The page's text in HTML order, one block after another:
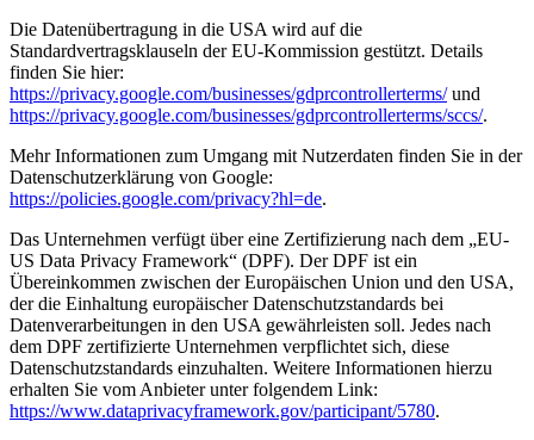
Die Datenübertragung in die USA wird auf die
Standardvertragsklauseln der EU-Kommission gestützt. Details
finden Sie hier:
https://privacy.google.com/businesses/gdprcontrollerterms/und
https://privacy.google.com/businesses/gdprcontrollerterms/sccs/.
Mehr Informationen zum Umgang mit Nutzerdaten finden Sie in der
Datenschutzerklärung von Google:
https://policies.google.com/privacy?hl=de.
Das Unternehmen verfügt über eine Zertifizierung nach dem „EU-
US Data Privacy Framework“ (DPF). Der DPF ist ein
Übereinkommen zwischen der Europäischen Union und den USA,
der die Einhaltung europäischer Datenschutzstandards bei
Datenverarbeitungen in den USA gewährleisten soll. Jedes nach
dem DPF zertifizierte Unternehmen verpflichtet sich, diese
Datenschutzstandards einzuhalten. Weitere Informationen hierzu
erhalten Sie vom Anbieter unter folgendem Link:
https://www.dataprivacyframework.gov/participant/5780.